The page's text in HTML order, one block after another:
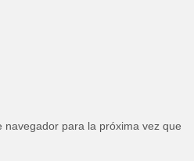
para la próxima vez que